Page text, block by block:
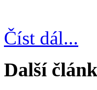
Číst dál...
Další